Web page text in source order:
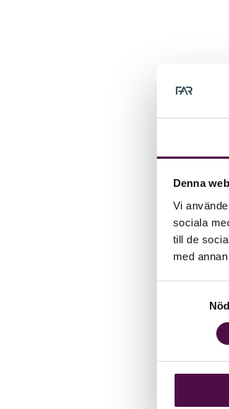
Denna
Vi
sociala
till de
med